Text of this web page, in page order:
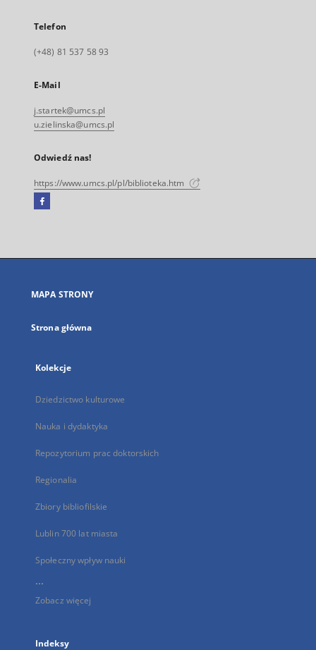
Telefon
(+48) 81 537 58 93
E-Mail
j.startek@umcs.pl
u.zielinska@umcs.pl
Odwiedź nas!
https://www.umcs.pl/pl/biblioteka.htm
Facebook
się
karcie
MAPA STRONY
Strona główna
Kolekcje
Dziedzictwo kulturowe
Nauka i dydaktyka
Repozytorium prac doktorskich
Regionalia
Zbiory bibliofilskie
Lublin 700 lat miasta
Społeczny wpływ nauki
...
Zobacz więcej
Indeksy